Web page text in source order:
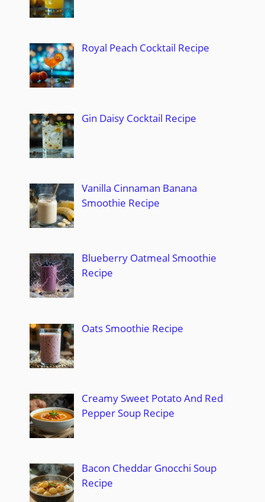
Royal Peach Cocktail Recipe
Gin Daisy Cocktail Recipe
Vanilla Cinnaman Banana
Smoothie Recipe
Blueberry Oatmeal Smoothie
Recipe
Oats Smoothie Recipe
Creamy Sweet Potato And Red
Pepper Soup Recipe
Bacon Cheddar Gnocchi Soup
Recipe